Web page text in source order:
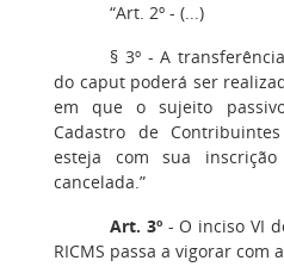
“Art. 2º - (...)
§ 3º - A
do caput poderá ser
em que o sujeito
Cadastro de
esteja com sua
cancelada.”
Art. 3º - O inciso VI
RICMS passa a vigorar com